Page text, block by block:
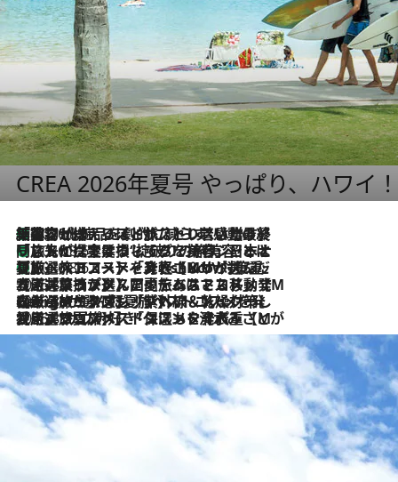
CREA 2026年夏号 やっぱり、ハワイ
2026.8.6
「荷物が増えるほど旅ストレスは増す」美容ジャーナリストがたどり着いた最終結論。“化粧品を劇的に減らす”感動の凝縮美容とは
2026.8.6
「旅先には金髪ウィッグを持参」日本と同じメイクでは損してる!? 美容ジャーナリストが提案する“掟破りの旅美容”とは
2026.8.6
【厳選旅コスメ】「身軽さ＆UV対策重視！」ヘアアーティストshucoが選んだ夏旅ベストコスメを発表【Mサイズジップ】
2026.8.5
【厳選旅コスメ】国内をあちこち移動する河井菜摘が選んだ夏旅ベストコスメ発表！「リラックスアイテムはマスト」【Mサイズジップ】
2026.8.4
【厳選旅コスメ】「紫外線＆乾燥対策しながらメイク感も！」ヘア＆メイクGeorgeが選んだ夏旅ベストコスメを発表！【Mサイズジップ】
2026.8.3
【厳選旅コスメ】「保湿もタイパ重視！」“サウナ好き”タレント清水みさとが愛用する夏旅ベストコスメを発表！【Mサイズジップ】